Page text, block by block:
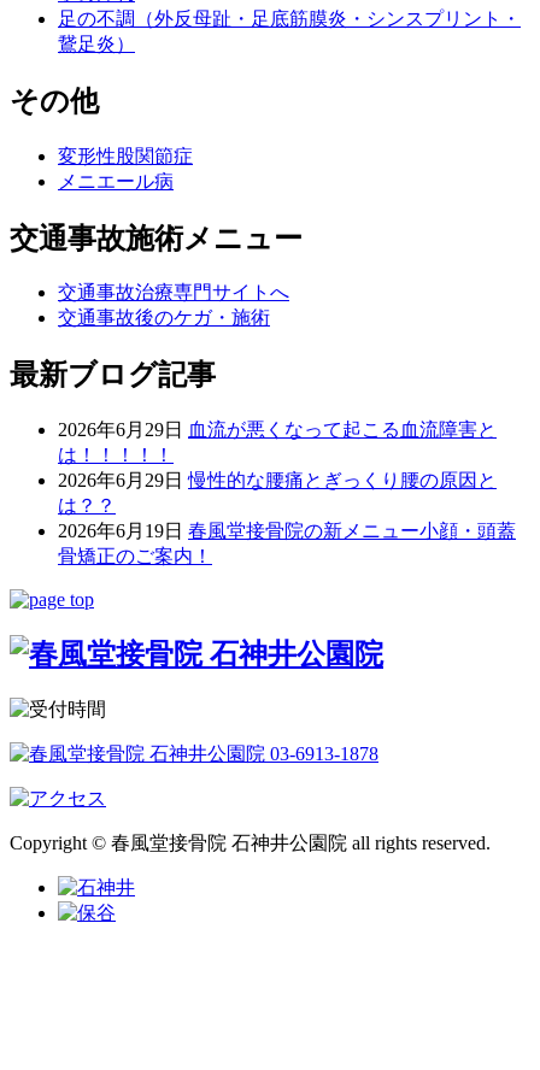
足の不調（外反母趾・足底筋膜炎・シンスプリント・
鵞足炎）
その他
変形性股関節症
メニエール病
交通事故施術メニュー
交通事故治療専門サイトへ
交通事故後のケガ・施術
最新ブログ記事
2026年6月29日 血流が悪くなって起こる血流障害と
は！！！！！
2026年6月29日 慢性的な腰痛とぎっくり腰の原因と
は？？
2026年6月19日 春風堂接骨院の新メニュー小顔・頭蓋
骨矯正のご案内！
Copyright © 春風堂接骨院 石神井公園院 all rights reserved.